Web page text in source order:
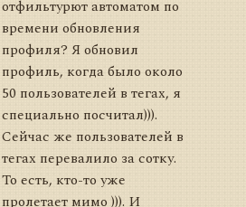
отфильтурют автоматом по
времени обновления
профиля? Я обновил
профиль, когда было около
50 пользователей в тегах, я
специально посчитал))).
Сейчас же пользователей в
тегах перевалило за сотку.
То есть, кто-то уже
пролетает мимо ))). И